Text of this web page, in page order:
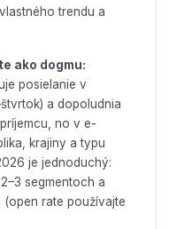
trendu a
ako dogmu:
posielanie v
a dopoludnia
no v e-
krajiny a typu
je jednoduchý:
segmentoch a
rate používajte